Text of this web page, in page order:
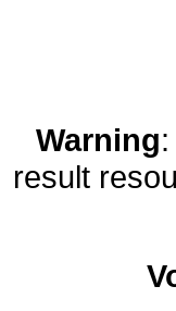
Warning
result